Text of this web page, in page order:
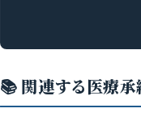
📚 関連する医療承